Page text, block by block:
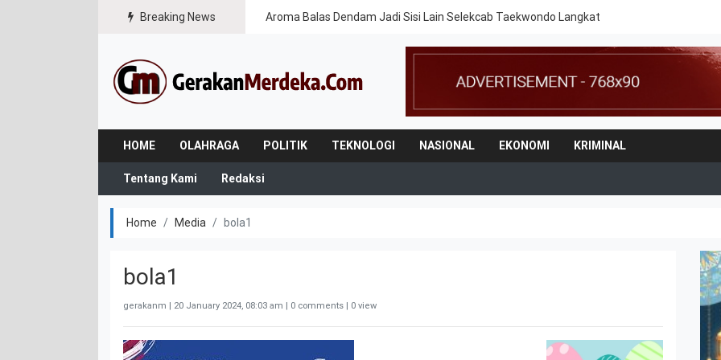
Breaking News Aroma Balas Dendam Jadi Sisi Lain Selekcab Taekwondo Langkat
HOME OLAHRAGA POLITIK TEKNOLOGI NASIONAL EKONOMI KRIMINAL
Tentang Kami Redaksi
Home Media bola1
bola1
gerakanm | 20 January 2024, 08:03 am | 0 comments | 0 view